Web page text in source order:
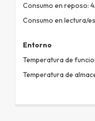
Consumo en reposo:
Consumo en lectura/
Entorno
Temperatura de
Temperatura de